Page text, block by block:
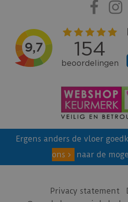
Ergens anders de vloer
ons
naar de
Privacy statement